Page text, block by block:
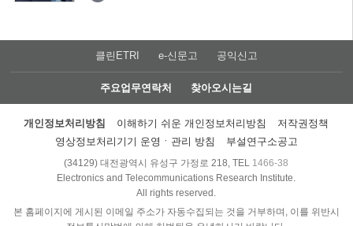
클린ETRI e-신문고 공익신고
주요업무연락처 찾아오시는길
개인정보처리방침 이해하기 쉬운 개인정보처리방침
저작권정책
영상정보처리기기 운영ㆍ관리 방침
부설연구소공고
(34129) 대전광역시 유성구 가정로 218, TEL 1466-38
Electronics and Telecommunications Research Institute.
All rights reserved.
본 홈페이지에 게시된 이메일 주소가 자동수집되는 것을 거부하며, 이를 위반시